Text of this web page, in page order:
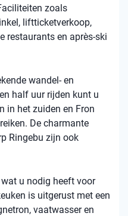
zoals
liftticketverkoop,
restaurants en après-ski
wandel- en
half uur rijden kunt u
in het zuiden en Fron
De charmante
Ringebu zijn ook
u nodig heeft voor
is uitgerust met een
vaatwasser en